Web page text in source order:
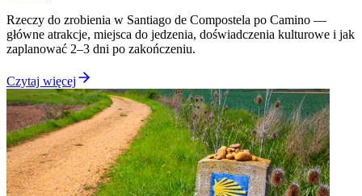
Rzeczy do zrobienia w Santiago de Compostela po Camino —
główne atrakcje, miejsca do jedzenia, doświadczenia kulturowe i jak
zaplanować 2–3 dni po zakończeniu.
Czytaj więcej